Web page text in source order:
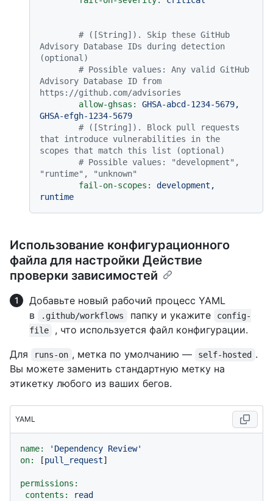
# ([String]). Skip these GitHub
Advisory Database IDs during detection
(optional)
# Possible values: Any valid GitHub
Advisory Database ID from
https://github.com/advisories
allow-ghsas:
GHSA-abcd-1234-5679,
GHSA-efgh-1234-5679
# ([String]). Block pull requests
that introduce vulnerabilities in the
scopes that match this list (optional)
# Possible values: "development",
"runtime", "unknown"
fail-on-scopes:
development,
runtime
Использование конфигурационного
файла для настройки Действие
проверки зависимостей
Добавьте новый рабочий процесс YAML
в
.github/workflows папку и укажите
config-
file
, что используется файл конфигурации.
Для
runs-on , метка по умолчанию — self-hosted .
Вы можете заменить стандартную метку на
этикетку любого из ваших бегов.
YAML
name:
'Dependency Review'
on:
[pull_request]
permissions:
contents:
read